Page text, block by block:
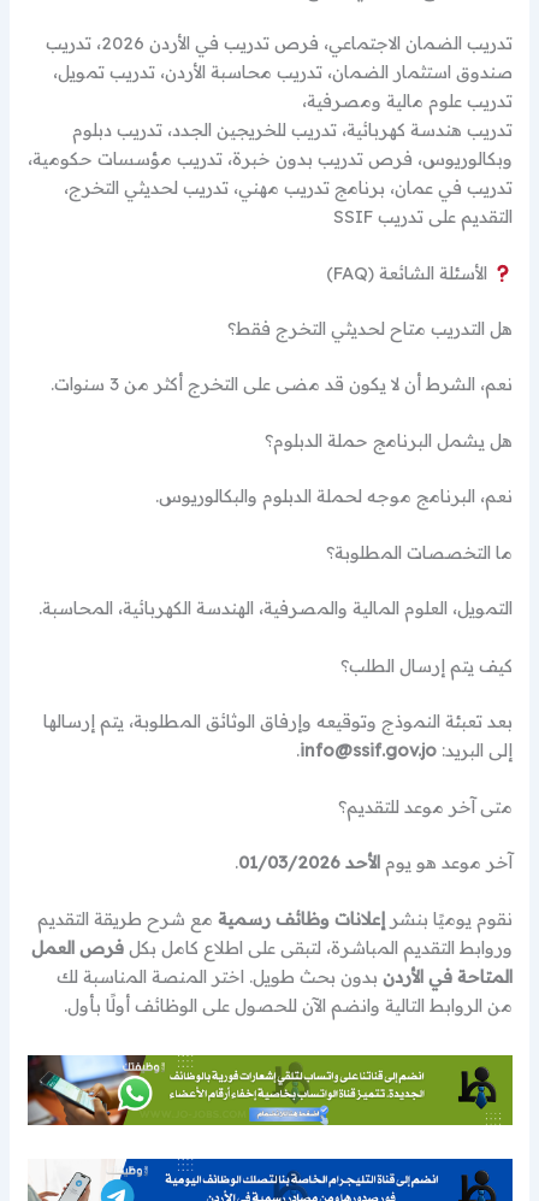
تدريب الضمان الاجتماعي، فرص تدريب في الأردن 2026، تدريب
صندوق استثمار الضمان، تدريب محاسبة الأردن، تدريب تمويل،
تدريب علوم مالية ومصرفية،
تدريب هندسة كهربائية، تدريب للخريجين الجدد، تدريب دبلوم
وبكالوريوس، فرص تدريب بدون خبرة، تدريب مؤسسات حكومية،
تدريب في عمان، برنامج تدريب مهني، تدريب لحديثي التخرج،
التقديم على تدريب SSIF
الأسئلة الشائعة (FAQ)
هل التدريب متاح لحديثي التخرج فقط؟
نعم، الشرط أن لا يكون قد مضى على التخرج أكثر من 3 سنوات.
هل يشمل البرنامج حملة الدبلوم؟
نعم، البرنامج موجه لحملة الدبلوم والبكالوريوس.
ما التخصصات المطلوبة؟
التمويل، العلوم المالية والمصرفية، الهندسة الكهربائية، المحاسبة.
كيف يتم إرسال الطلب؟
بعد تعبئة النموذج وتوقيعه وإرفاق الوثائق المطلوبة، يتم إرسالها
إلى البريد:info@ssif.gov.jo
.
متى آخر موعد للتقديم؟
آخر موعد هو يومالأحد 01/03/2026 .
نقوم يوميًا بنشرإعلانات وظائف رسمية مع شرح طريقة التقديم
وروابط التقديم المباشرة، لتبقى على اطلاع كامل بكلفرص العمل
المتاحة في الأردن بدون بحث طويل. اختر المنصة المناسبة لك
من الروابط التالية وانضم الآن للحصول على الوظائف أولًا بأول.